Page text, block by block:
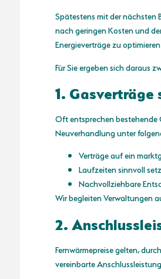
Spätestens mit der nächsten
nach geringen Kosten und
Energieverträge zu
Für Sie ergeben sich daraus
1. Gasverträge
Oft entsprechen
Neuverhandlung unter
Verträge auf ein
Laufzeiten sinnvoll
Nachvollziehbare
Wir begleiten Verwaltungen
2.
Fernwärmepreise gelten,
vereinbarte Anschlussleistung